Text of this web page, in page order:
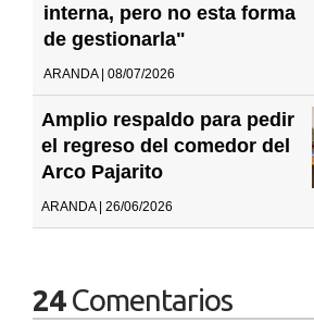
interna, pero no esta forma
de gestionarla"
ARANDA | 08/07/2026
Amplio respaldo para pedir
el regreso del comedor del
Arco Pajarito
ARANDA | 26/06/2026
24Comentarios